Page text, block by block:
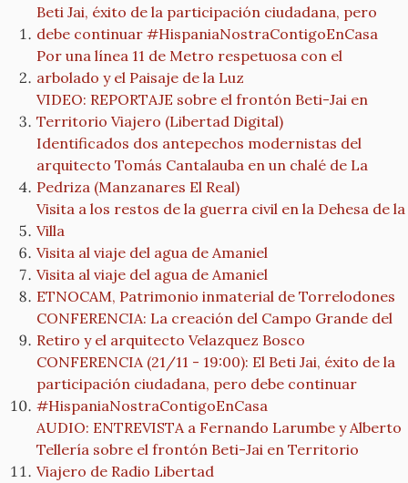
Beti Jai, éxito de la participación ciudadana, pero
debe continuar #HispaniaNostraContigoEnCasa
Por una línea 11 de Metro respetuosa con el
arbolado y el Paisaje de la Luz
VIDEO: REPORTAJE sobre el frontón Beti-Jai en
Territorio Viajero (Libertad Digital)
Identificados dos antepechos modernistas del
arquitecto Tomás Cantalauba en un chalé de La
Pedriza (Manzanares El Real)
Visita a los restos de la guerra civil en la Dehesa de la
Villa
Visita al viaje del agua de Amaniel
Visita al viaje del agua de Amaniel
ETNOCAM, Patrimonio inmaterial de Torrelodones
CONFERENCIA: La creación del Campo Grande del
Retiro y el arquitecto Velazquez Bosco
CONFERENCIA (21/11 - 19:00): El Beti Jai, éxito de la
participación ciudadana, pero debe continuar
#HispaniaNostraContigoEnCasa
AUDIO: ENTREVISTA a Fernando Larumbe y Alberto
Tellería sobre el frontón Beti-Jai en Territorio
Viajero de Radio Libertad